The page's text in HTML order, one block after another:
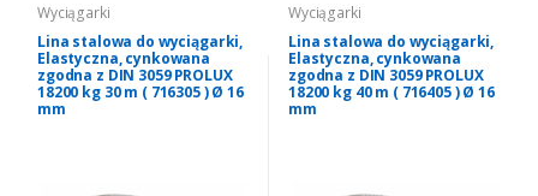
Wyciągarki
Lina stalowa do wyciągarki,
Elastyczna, cynkowana
zgodna z DIN 3059 PROLUX
18200 kg 30 m ( 716305 ) Ø 16
mm
Wyciągarki
Lina stalowa do wyciągarki,
Elastyczna, cynkowana
zgodna z DIN 3059 PROLUX
18200 kg 40 m ( 716405 ) Ø 16
mm